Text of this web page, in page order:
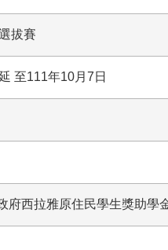
拔賽
至111年10月7日
府西拉雅原住民學生獎助學